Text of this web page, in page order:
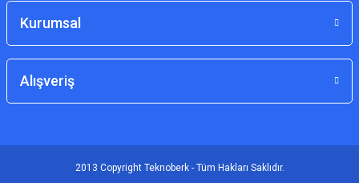
Kurumsal
Alışveriş
2013 Copyright Teknoberk - Tüm Hakları Saklıdır.